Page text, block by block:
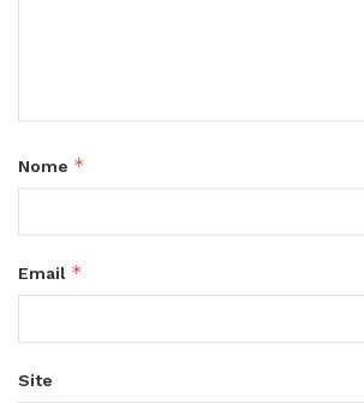
Nome *
Email *
Site